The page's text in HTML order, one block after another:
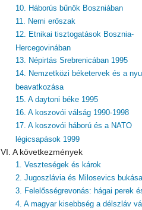
10. Háborús bűnök Boszniában
11. Nemi erőszak
12. Etnikai tisztogatások Bosznia-
Hercegovinában
13. Népirtás Srebrenicában 1995
14. Nemzetközi béketervek és a
beavatkozása
15. A daytoni béke 1995
16. A koszovói válság 1990-1998
17. A koszovói háború és a NATO
légicsapások 1999
VI. A következmények
1. Veszteségek és károk
2. Jugoszlávia és Milosevics bukása
3. Felelősségrevonás: hágai perek
4. A magyar kisebbség a délszláv